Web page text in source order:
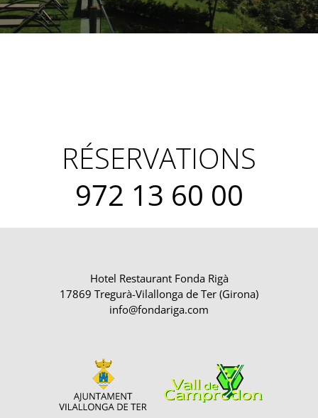
RÉSERVATIONS
972 13 60 00
Hotel Restaurant Fonda Rigà
17869 Tregurà-Vilallonga de Ter (Girona)
info@fondariga.com